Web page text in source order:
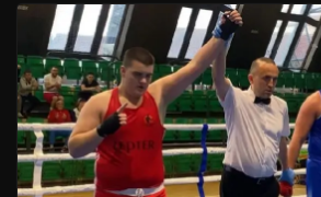
A
p
p
b
o
o
k